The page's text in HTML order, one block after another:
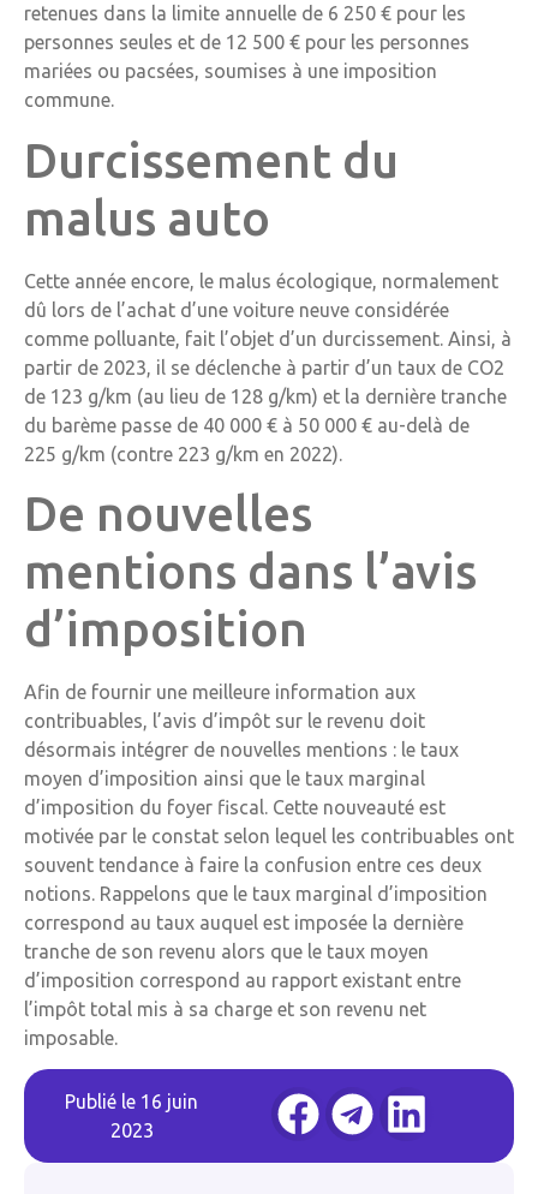
retenues dans la limite annuelle de 6 250 € pour les
personnes seules et de 12 500 € pour les personnes
mariées ou pacsées, soumises à une imposition
commune.
Durcissement du
malus auto
Cette année encore, le malus écologique, normalement
dû lors de l’achat d’une voiture neuve considérée
comme polluante, fait l’objet d’un durcissement. Ainsi, à
partir de 2023, il se déclenche à partir d’un taux de CO2
de 123 g/km (au lieu de 128 g/km) et la dernière tranche
du barème passe de 40 000 € à 50 000 € au-delà de
225 g/km (contre 223 g/km en 2022).
De nouvelles
mentions dans l’avis
d’imposition
Afin de fournir une meilleure information aux
contribuables, l’avis d’impôt sur le revenu doit
désormais intégrer de nouvelles mentions : le taux
moyen d’imposition ainsi que le taux marginal
d’imposition du foyer fiscal. Cette nouveauté est
motivée par le constat selon lequel les contribuables ont
souvent tendance à faire la confusion entre ces deux
notions. Rappelons que le taux marginal d’imposition
correspond au taux auquel est imposée la dernière
tranche de son revenu alors que le taux moyen
d’imposition correspond au rapport existant entre
l’impôt total mis à sa charge et son revenu net
imposable.
Publié le 16 juin
2023